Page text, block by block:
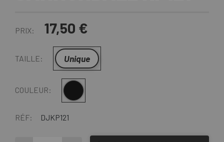
PRIX: 17,50 €
TAILLE: Unique
COULEUR: Multi
RÉF: DJKP121